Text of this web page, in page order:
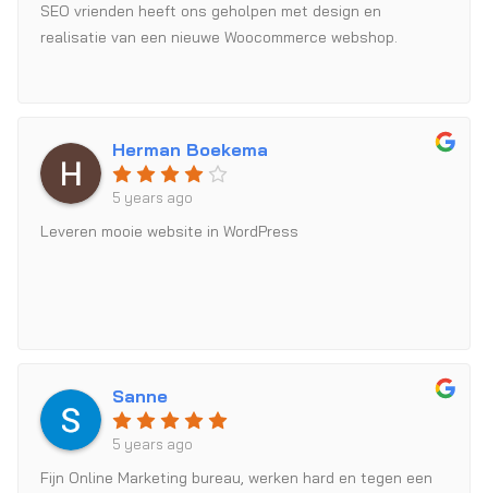
SEO vrienden heeft ons geholpen met design en
realisatie van een nieuwe Woocommerce webshop.
Herman Boekema
5 years ago
Leveren mooie website in WordPress
Sanne
5 years ago
Fijn Online Marketing bureau, werken hard en tegen een